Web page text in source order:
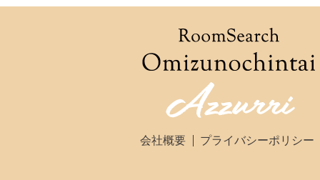
会社概要 プライバシーポリシー